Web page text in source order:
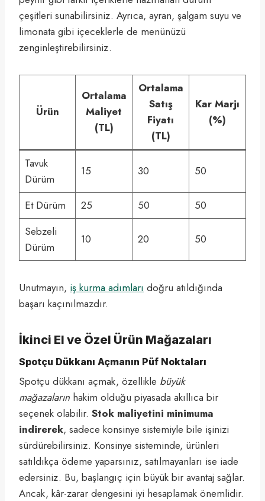
çeşitleri sunabilirsiniz. Ayrıca, ayran, şalgam suyu ve
limonata gibi içeceklerle de menünüzü
zenginleştirebilirsiniz.
Ürün
Ortalama
Maliyet
(TL)
Ortalama
Satış
Fiyatı
(TL)
Kar Marjı
(%)
Tavuk
Dürüm
15 30 50
Et Dürüm 25 50
50
Sebzeli
Dürüm
10 20 50
Unutmayın, iş kurma adımları doğru atıldığında
başarı kaçınılmazdır.
İkinci El ve Özel Ürün Mağazaları
Spotçu Dükkanı Açmanın Püf Noktaları
Spotçu dükkanı açmak, özellikle büyük
mağazaların hakim olduğu piyasada akıllıca bir
seçenek olabilir. Stok maliyetini minimuma
indirerek, sadece konsinye sistemiyle bile işinizi
sürdürebilirsiniz. Konsinye sisteminde, ürünleri
satıldıkça ödeme yaparsınız, satılmayanları ise iade
edersiniz. Bu, başlangıç için büyük bir avantaj sağlar.
Ancak, kâr-zarar dengesini iyi hesaplamak önemlidir.